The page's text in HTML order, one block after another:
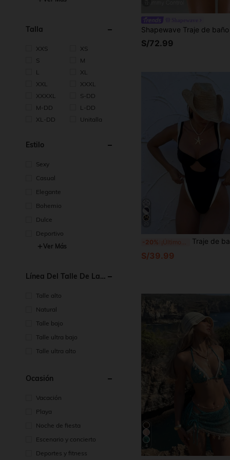
Talla
XXS
XS
S
M
L
XL
XXL
XXXL
XXXXL
S-DD
M-DD
L-DD
XL-DD
Unitalla
Estilo
Sexy
Casual
Elegante
Bohemio
Dulce
Deportivo
Ver Más
Línea Del Talle De La
Talle alto
Natural
Talle bajo
Talle ultra bajo
Talle ultra alto
Ocasión
Vacación
Playa
Noche de fiesta
Escenario y concierto
Deportes y fitness
S/72.99
-20% Traje de baño de una pieza con bloques de color para mujer. El contraste de color sexy favorece la figura,
S/39.99
4